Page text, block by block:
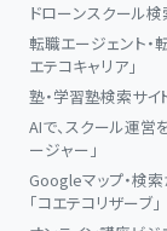
ドローンスクール検
転職エージェント・
エテコキャリア」
塾・学習塾検索サイ
AIで、スクール運営
ージャー」
Googleマップ・検
「コエテコリザーブ」